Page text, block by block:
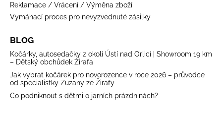
Reklamace / Vrácení / Výměna zboží
Vymáhací proces pro nevyzvednuté zásilky
BLOG
Kočárky, autosedačky z okolí Ústí nad Orlicí | Showroom 19 km
– Dětský obchůdek Žirafa
Jak vybrat kočárek pro novorozence v roce 2026 – průvodce
od specialistky Zuzany ze Žirafy
Co podniknout s dětmi o jarních prázdninách?